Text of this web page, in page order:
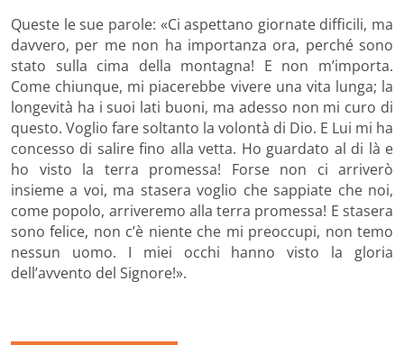
Queste le sue parole: «Ci aspettano giornate difficili, ma
davvero, per me non ha importanza ora, perché sono
stato sulla cima della montagna! E non m’importa.
Come chiunque, mi piacerebbe vivere una vita lunga; la
longevità ha i suoi lati buoni, ma adesso non mi curo di
questo. Voglio fare soltanto la volontà di Dio. E Lui mi ha
concesso di salire fino alla vetta. Ho guardato al di là e
ho visto la terra promessa! Forse non ci arriverò
insieme a voi, ma stasera voglio che sappiate che noi,
come popolo, arriveremo alla terra promessa! E stasera
sono felice, non c’è niente che mi preoccupi, non temo
nessun uomo. I miei occhi hanno visto la gloria
dell’avvento del Signore!».